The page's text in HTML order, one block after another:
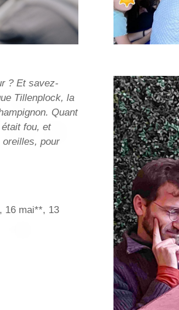
? Et savez-
Tillenplock, la
Quant
fou, et
oreilles, pour
16 mai**, 13